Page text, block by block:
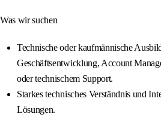
Was wir suchen
Technische oder kaufmännische
Geschäftsentwicklung, Account
oder technischem Support.
Starkes technisches Verständnis und
Lösungen.